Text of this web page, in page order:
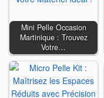
Mini Pelle Occasion
Martinique : Trouvez
Votre…